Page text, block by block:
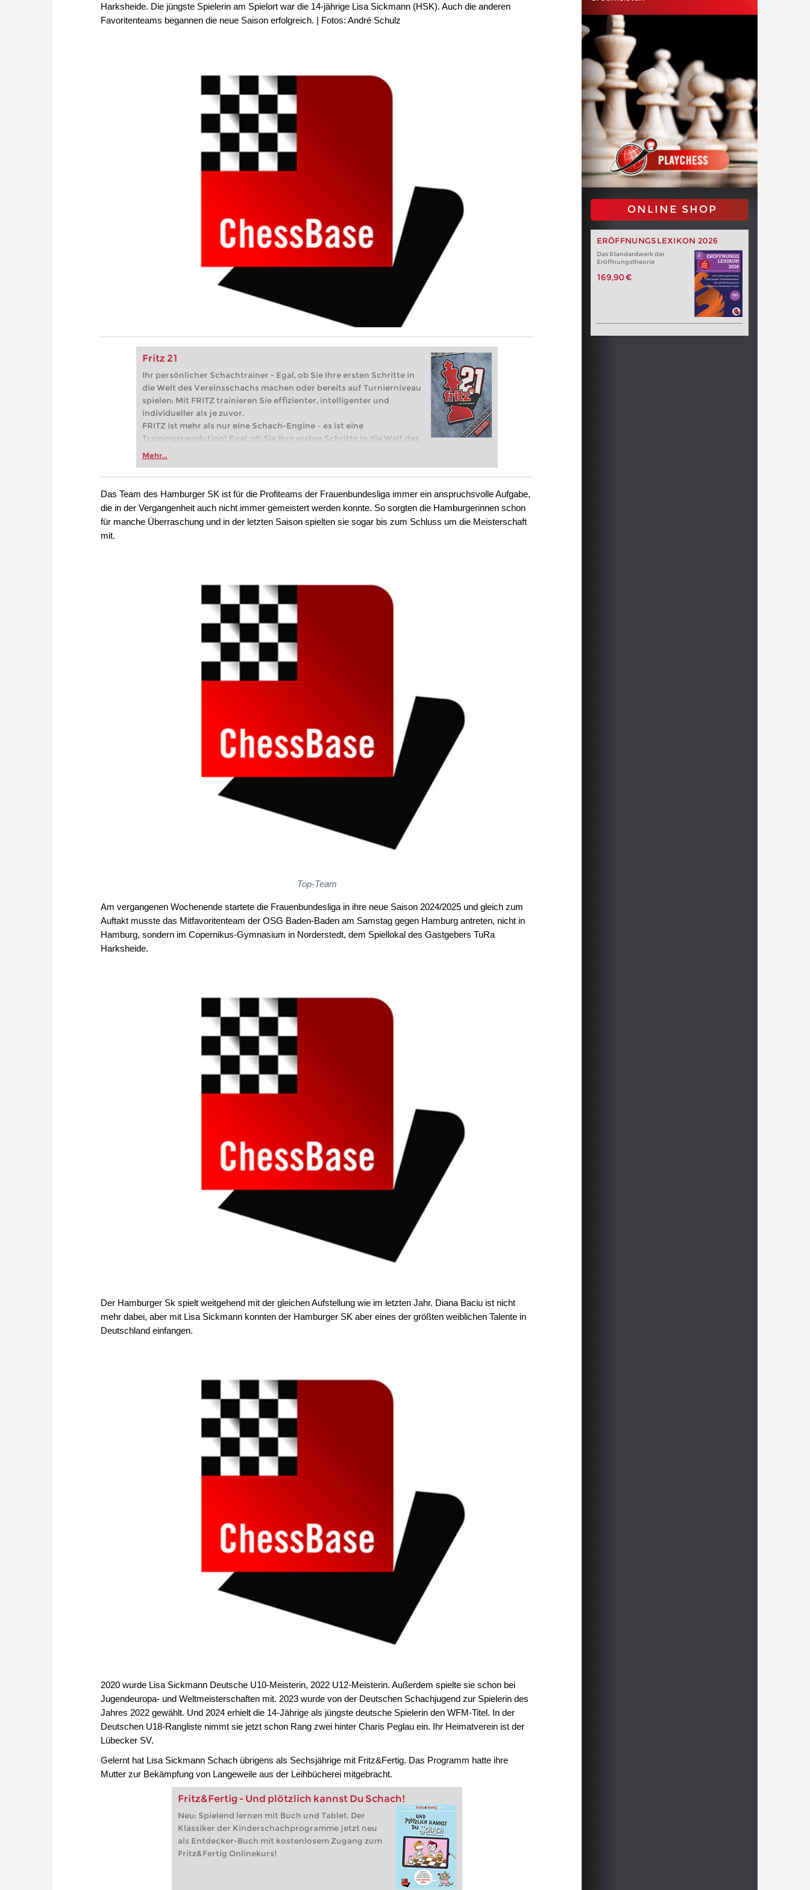
Harksheide. Die jüngste Spielerin am Spielort war die 14-jährige Lisa Sickmann (HSK). Auch die anderen
Favoritenteams begannen die neue Saison erfolgreich. | Fotos: André Schulz
Fritz 21
Ihr persönlicher Schachtrainer - Egal, ob Sie Ihre ersten Schritte in
die Welt des Vereinsschachs machen oder bereits auf Turnierniveau
spielen: Mit FRITZ trainieren Sie effizienter, intelligenter und
individueller als je zuvor.
FRITZ ist mehr als nur eine Schach-Engine – es ist eine
Trainingsrevolution! Egal, ob Sie Ihre ersten Schritte in die Welt des
Vereinsschachs machen oder bereits auf Turnierniveau spielen: Mit
zuvor.
Mehr...
ONLINE SHOP
ERÖFFNUNGSLEXIKON 2026
Das Standardwerk der
Eröffnungstheorie
169,90 €
Das Team des Hamburger SK ist für die Profiteams der Frauenbundesliga immer ein anspruchsvolle Aufgabe,
die in der Vergangenheit auch nicht immer gemeistert werden konnte. So sorgten die Hamburgerinnen schon
für manche Überraschung und in der letzten Saison spielten sie sogar bis zum Schluss um die Meisterschaft
mit.
Top-Team
Am vergangenen Wochenende startete die Frauenbundesliga in ihre neue Saison 2024/2025 und gleich zum
Auftakt musste das Mitfavoritenteam der OSG Baden-Baden am Samstag gegen Hamburg antreten, nicht in
Hamburg, sondern im Copernikus-Gymnasium in Norderstedt, dem Spiellokal des Gastgebers TuRa
Harksheide.
Der Hamburger Sk spielt weitgehend mit der gleichen Aufstellung wie im letzten Jahr. Diana Baciu ist nicht
mehr dabei, aber mit Lisa Sickmann konnten der Hamburger SK aber eines der größten weiblichen Talente in
Deutschland einfangen.
2020 wurde Lisa Sickmann Deutsche U10-Meisterin, 2022 U12-Meisterin. Außerdem spielte sie schon bei
Jugendeuropa- und Weltmeisterschaften mit. 2023 wurde von der Deutschen Schachjugend zur Spielerin des
Jahres 2022 gewählt. Und 2024 erhielt die 14-Jährige als jüngste deutsche Spielerin den WFM-Titel. In der
Deutschen U18-Rangliste nimmt sie jetzt schon Rang zwei hinter Charis Peglau ein. Ihr Heimatverein ist der
Lübecker SV.
Gelernt hat Lisa Sickmann Schach übrigens als Sechsjährige mit Fritz&Fertig. Das Programm hatte ihre
Mutter zur Bekämpfung von Langeweile aus der Leihbücherei mitgebracht.
Fritz&Fertig - Und plötzlich kannst Du Schach!
Neu: Spielend lernen mit Buch und Tablet. Der
Klassiker der Kinderschachprogramme jetzt neu
als Entdecker-Buch mit kostenlosem Zugang zum
Fritz&Fertig Onlinekurs!